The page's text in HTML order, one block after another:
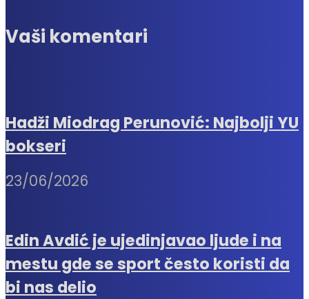
Vaši komentari
Hadži Miodrag Perunović: Najbolji YU
bokseri
23/06/2026
Edin Avdić je ujedinjavao ljude i na
mestu gde se sport često koristi da
bi nas delio